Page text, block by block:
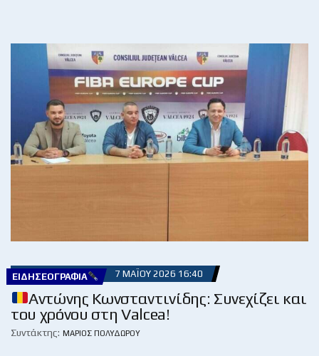
ΕΙΔΗΣΕΟΓΡΑΦΊΑ 7 ΜΑΪ́ΟΥ 2026 16:40
Αντώνης Κωνσταντινίδης: Συνεχίζει και
του χρόνου στη Valcea!
Συντάκτης: ΜΆΡΙΟΣ ΠΟΛΥΔΏΡΟΥ